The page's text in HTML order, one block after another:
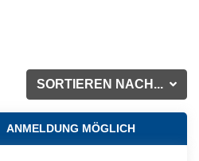
SORTIEREN NACH...
ANMELDUNG MÖGLICH